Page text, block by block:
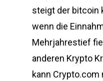
steigt der bitcoin
wenn die
Mehrjahrestief
anderen Krypto
kann